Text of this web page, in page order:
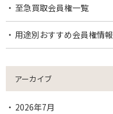
至急買取会員権一覧
用途別おすすめ会員権情報
アーカイブ
2026年7月